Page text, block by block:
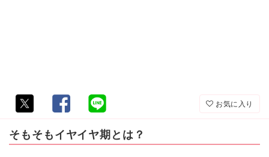
お気に入り
そもそもイヤイヤ期とは？